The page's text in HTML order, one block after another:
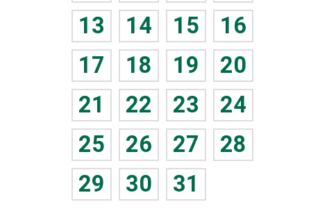
13
14 15
16
17
18 19
20
21
22 23
24
25
26 27
28
29
30 31